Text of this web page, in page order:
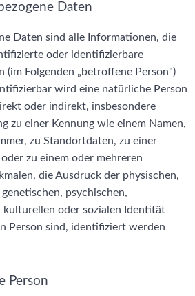
Daten
Daten sind alle Informationen, die
oder identifizierbare
(im Folgenden „betroffene Person")
wird eine natürliche Person
oder indirekt, insbesondere
zu einer Kennung wie einem Namen,
zu Standortdaten, zu einer
zu einem oder mehreren
die Ausdruck der physischen,
psychischen,
oder sozialen Identität
Person sind, identifiziert werden
Person